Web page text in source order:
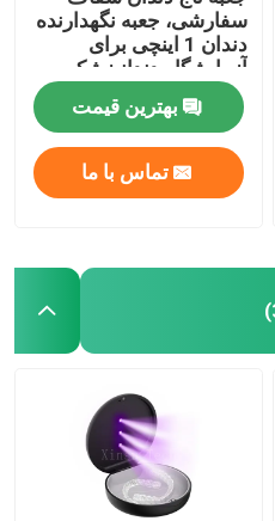
سفارشی، جعبه نگهدارنده
دندان 1 اینچی برای
آزمایشگاه دندانپزشکی
بهترین قیمت
تماس با ما